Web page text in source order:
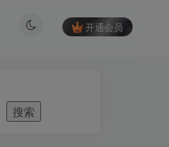
开通会员
搜索